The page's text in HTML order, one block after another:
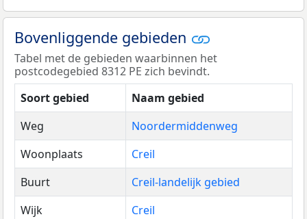
Bovenliggende gebieden
Tabel met de gebieden waarbinnen het
postcodegebied 8312 PE zich bevindt.
Soort gebied
Naam gebied
Weg
Noordermiddenweg
Woonplaats
Creil
Buurt
Creil-landelijk gebied
Wijk
Creil